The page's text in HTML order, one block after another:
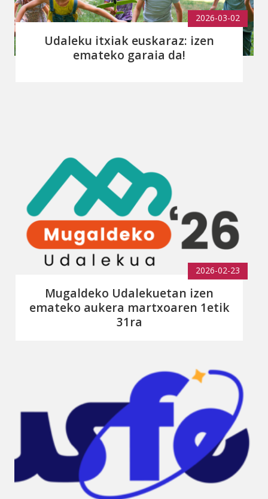
2026-03-02
Udaleku itxiak euskaraz: izen
emateko garaia da!
2026-02-23
Mugaldeko Udalekuetan izen
emateko aukera martxoaren 1etik
31ra